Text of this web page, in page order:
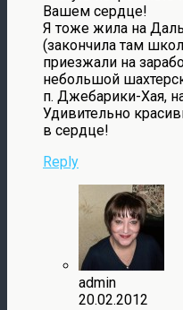
Вашем сердце!
Я тоже жила на
(закончила там
приезжали на
небольшой
п. Джебарики-Хая,
Удивительно
в сердце!
Reply
admin
20.02.2012